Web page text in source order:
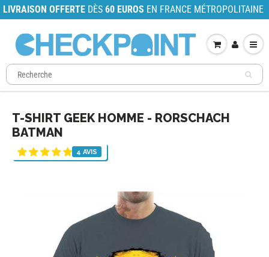
LIVRAISON OFFERTE DÈS 60 EUROS EN FRANCE MÉTROPOLITAINE
T-SHIRT GEEK HOMME - RORSCHACH
BATMAN
4 AVIS